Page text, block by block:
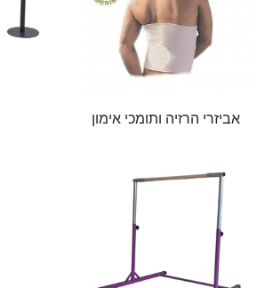
אביזרי הרזיה ותומכי אימון